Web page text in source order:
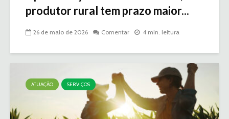
produtor rural tem prazo maior...
26 de maio de 2026 Comentar 4 min. leitura
ATUAÇÃO SERVIÇOS